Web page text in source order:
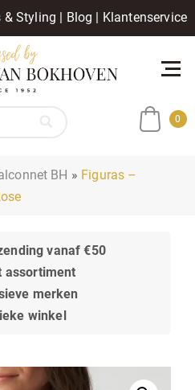
& Styling | Blog | Klantenservice
0
BH » Figuras –
vanaf €50
assortiment
merken
winkel